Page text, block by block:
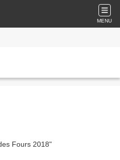
MENU